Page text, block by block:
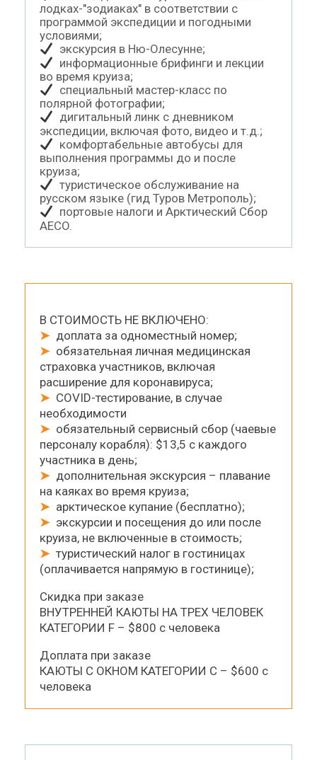
лодках-"зодиаках" в соответствии с
программой экспедиции и погодными
условиями;
экскурсия в Ню-Олесунне;
информационные брифинги и лекции
во время круиза;
специальный мастер-класс по
полярной фотографии;
дигитальный линк с дневником
экспедиции, включая фото, видео и т.д.;
комфортабельные автобусы для
выполнения программы до и после
круиза;
туристическое обслуживание на
русском языке (гид Туров Метрополь);
портовые налоги и Арктический Cбор
AECO.
В СТОИМОСТЬ НЕ ВКЛЮЧЕНО:
➤доплата за одноместный номер;
➤обязательная личная медицинская
страховка участников, включая
расширение для коронавируса;
➤COVID-тестирование, в случае
необходимости
➤обязательный сервисный сбор (чаевые
персоналу корабля): $13,5 с каждого
участника в день;
➤дополнительная экскурсия – плавание
на каяках во время круиза;
➤арктическое купание (бесплатно);
➤экскурсии и посещения до или после
круиза, не включенные в стоимость;
➤туристический налог в гостиницах
(оплачивается напрямую в гостинице);
Скидка при заказе
ВНУТРЕННЕЙ КАЮТЫ НА ТРЕХ ЧЕЛОВЕК
КАТЕГОРИИ F – $800 с человека
Доплата при заказе
КАЮТЫ С ОКНОМ КАТЕГОРИИ C – $600 с
человека